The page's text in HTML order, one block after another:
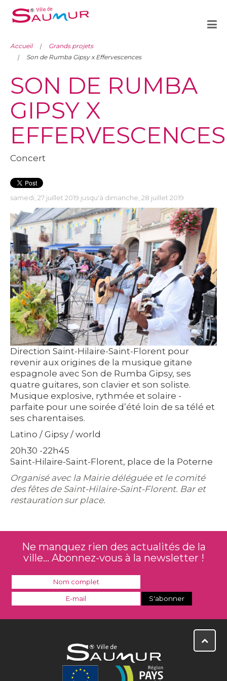
Accueil
Grands projets
Son de Rumba Gipsy x Effervescences
SON DE RUMBA
GIPSY X
EFFERVESCENCES
Concert
samedi, 27 juillet 2019 jusqu'à dimanche, 28 juillet 2019
Direction Saint-Hilaire-Saint-Florent pour
revenir aux origines de la musique gitane
espagnole avec Son de Rumba Gipsy, ses
quatre guitares, son clavier et son soliste.
Musique explosive, rythmée et solaire -
parfaite pour une soirée d’été loin de sa télé et
ses charentaises.
Latino / Gipsy / world
20h30 -22h45
Saint-Hilaire-Saint-Florent, place de la Poterne
Organisé avec la Mairie déléguée et le comité
des fêtes de Saint-Hilaire-Saint-Florent. Bar et
restauration sur place.
Ne manquez rien des actualités de la
ville... Abonnez-vous à la newsletter !